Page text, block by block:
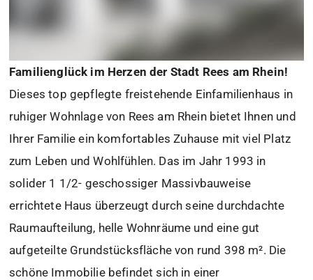
Familienglück im Herzen der Stadt Rees am Rhein!
Dieses top gepflegte freistehende Einfamilienhaus in
ruhiger Wohnlage von Rees am Rhein bietet Ihnen und
Ihrer Familie ein komfortables Zuhause mit viel Platz
zum Leben und Wohlfühlen. Das im Jahr 1993 in
solider 1 1/2- geschossiger Massivbauweise
errichtete Haus überzeugt durch seine durchdachte
Raumaufteilung, helle Wohnräume und eine gut
aufgeteilte Grundstücksfläche von rund 398 m². Die
schöne Immobilie befindet sich in einer